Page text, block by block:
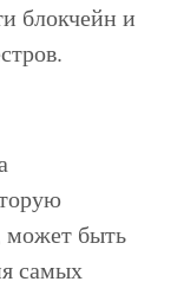
блокчейн и
может быть
самых